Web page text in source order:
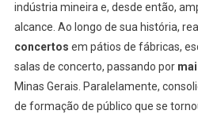
indústria mineira e, desde então,
alcance. Ao longo de sua história,
concertos em pátios de fábricas,
salas de concerto, passando por
Minas Gerais. Paralelamente,
de formação de público que se